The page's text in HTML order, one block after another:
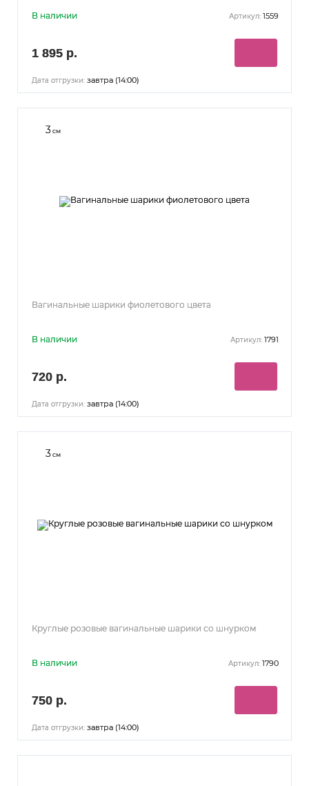
В наличии Артикул: 1559
1 895 р.
Дата отгрузки: завтра (14:00)
3см
Вагинальные шарики фиолетового цвета
В наличии Артикул: 1791
720 р.
Дата отгрузки: завтра (14:00)
3см
Круглые розовые вагинальные шарики со шнурком
В наличии Артикул: 1790
750 р.
Дата отгрузки: завтра (14:00)